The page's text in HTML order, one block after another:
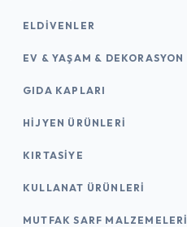
ELDIVENLER
EV & YAŞAM & DEKORASYON
GIDA KAPLARI
HIJYEN ÜRÜNLERI
KIRTASİYE
KULLANAT ÜRÜNLERI
MUTFAK SARF MALZEMELERI